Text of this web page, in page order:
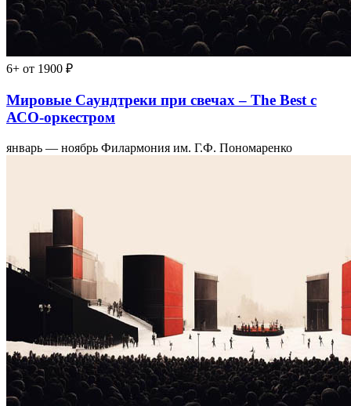
6+ от 1900 ₽
Мировые Саундтреки при свечах – The Best с
АСО-оркестром
январь — ноябрь Филармония им. Г.Ф. Пономаренко